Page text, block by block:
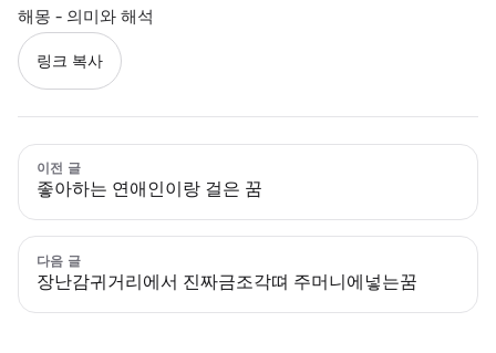
해몽 - 의미와 해석
링크 복사
이전 글
좋아하는 연애인이랑 걸은 꿈
다음 글
장난감귀거리에서 진짜금조각뗘 주머니에넣는꿈